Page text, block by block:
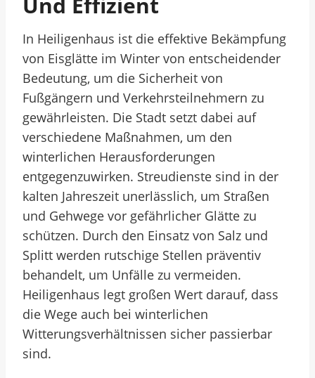
In Heiligenhaus ist die effektive Bekämpfung
von Eisglätte im Winter von entscheidender
Bedeutung, um die Sicherheit von
Fußgängern und Verkehrsteilnehmern zu
gewährleisten. Die Stadt setzt dabei auf
verschiedene Maßnahmen, um den
winterlichen Herausforderungen
entgegenzuwirken. Streudienste sind in der
kalten Jahreszeit unerlässlich, um Straßen
und Gehwege vor gefährlicher Glätte zu
schützen. Durch den Einsatz von Salz und
Splitt werden rutschige Stellen präventiv
behandelt, um Unfälle zu vermeiden.
Heiligenhaus legt großen Wert darauf, dass
die Wege auch bei winterlichen
Witterungsverhältnissen sicher passierbar
sind.